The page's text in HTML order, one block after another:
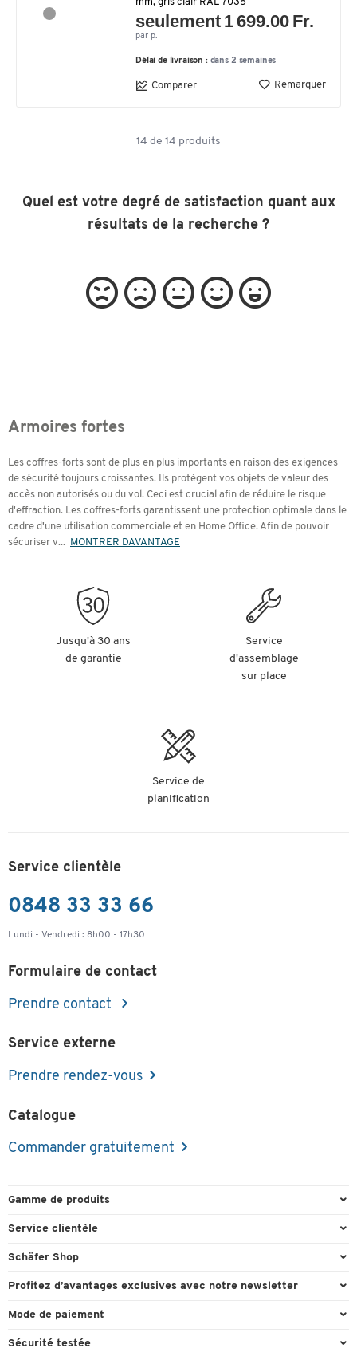
seulement 1 699.00 Fr.
par p.
Délai de livraison : dans 2 semaines
Comparer Remarquer
14 de 14 produits
Quel est votre degré de satisfaction quant aux
résultats de la recherche ?
Armoires fortes
Les coffres-forts sont de plus en plus importants en raison des exigences
de sécurité toujours croissantes. Ils protègent vos objets de valeur des
accès non autorisés ou du vol. Ceci est crucial afin de réduire le risque
d'effraction. Les coffres-forts garantissent une protection optimale dans le
cadre d'une utilisation commerciale et en Home Office. Afin de pouvoir
sécuriser v... MONTRER DAVANTAGE
Jusqu'à 30 ans
de garantie
Service
d'assemblage
sur place
Service de
planification
Service clientèle
0848 33 33 66
Lundi - Vendredi : 8h00 - 17h30
Formulaire de contact
Prendre contact
Service externe
Prendre rendez-vous
Catalogue
Commander gratuitement
Gamme de produits
Emballage et expédition
Fournitures de bureau
Mobilier de bureau
Nettoyage et hygiène
Service clientèle
Commande directe
Recyclage
Schäfer Shop
Experts en environnement de travail
Profitez d’avantages exclusives avec notre newsletter
Cadeau de bienvenu
Mode de paiement
Paiement d'avance
Sécurité testée